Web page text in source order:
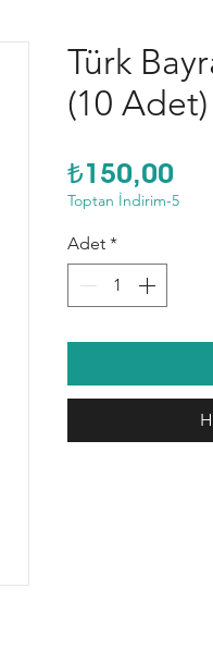
Türk
(10 Adet)
₺150,00
Toptan İndirim-5
Adet *